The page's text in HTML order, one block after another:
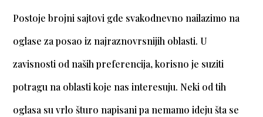
Postoje brojni sajtovi gde svakodnevno nailazimo na
oglase za posao iz najraznovrsnijih oblasti. U
zavisnosti od naših preferencija, korisno je suziti
potragu na oblasti koje nas interesuju. Neki od tih
oglasa su vrlo šturo napisani pa nemamo ideju šta se